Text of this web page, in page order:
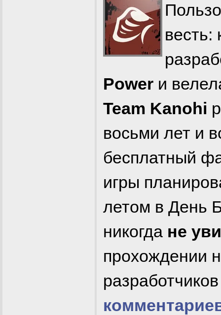
Power и
Team Kanohi
восьми лет и
бесплатный
игры
летом в День
никогда не
прохождении